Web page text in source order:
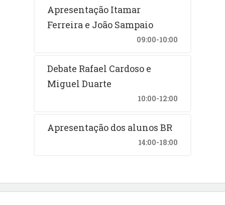
Apresentação Itamar
Ferreira e João Sampaio
09:00-10:00
Debate Rafael Cardoso e
Miguel Duarte
10:00-12:00
Apresentação dos alunos BR
14:00-18:00